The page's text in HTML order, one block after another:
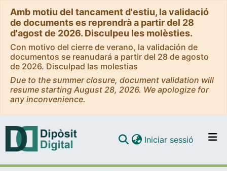
Amb motiu del tancament d'estiu, la validació
de documents es reprendrà a partir del 28
d'agost de 2026. Disculpeu les molèsties.
Con motivo del cierre de verano, la validación de
documentos se reanudará a partir del 28 de agosto
de 2026. Disculpad las molestias
Due to the summer closure, document validation will
resume starting August 28, 2026. We apologize for
any inconvenience.
Iniciar sessió (current)